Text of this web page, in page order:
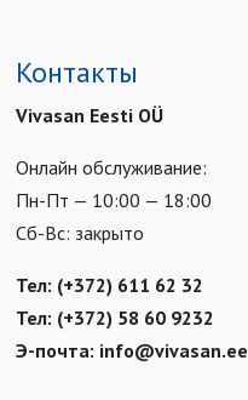
Контакты
Vivasan Eesti OÜ
Онлайн обслуживание:
Пн-Пт — 10:00 — 18:00
Сб-Вс: закрыто
Тел: (+372) 611 62 32
Тел: (+372) 58 60 9232
Э-почта: info@vivasan.ee